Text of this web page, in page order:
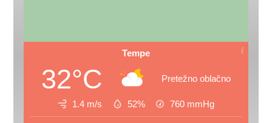
Tempe
32°C Pretežno oblačno
1.4 m/s 52% 760 mmHg